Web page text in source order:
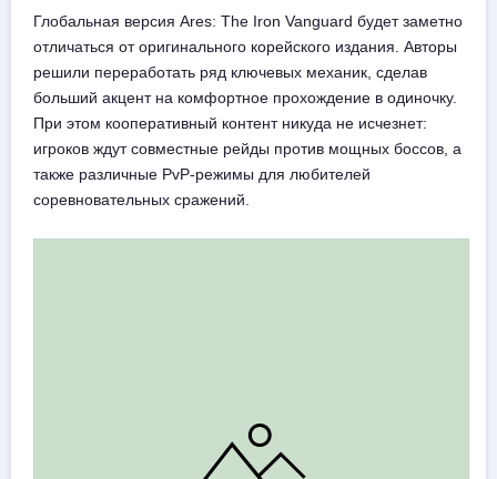
Глобальная версия Ares: The Iron Vanguard будет заметно
отличаться от оригинального корейского издания. Авторы
решили переработать ряд ключевых механик, сделав
больший акцент на комфортное прохождение в одиночку.
При этом кооперативный контент никуда не исчезнет:
игроков ждут совместные рейды против мощных боссов, а
также различные PvP-режимы для любителей
соревновательных сражений.